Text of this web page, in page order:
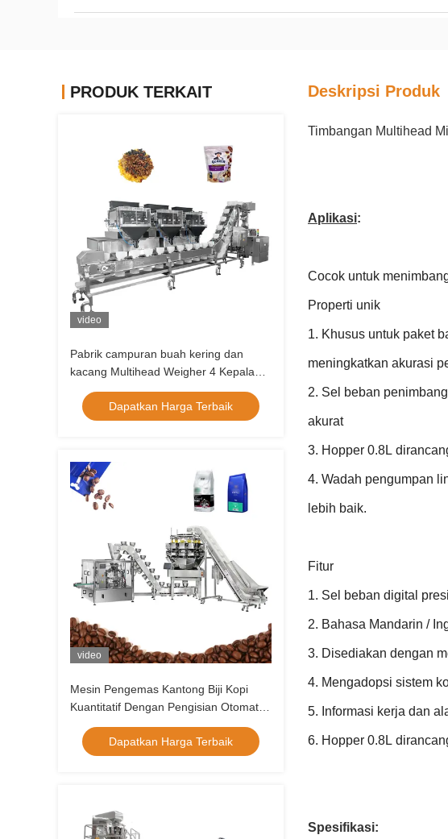
PRODUK TERKAIT
video
Pabrik campuran buah kering dan
kacang Multihead Weigher 4 Kepala
Linear Weigher Vffs Packing Machine
Zip Bag Packing Machine
Dapatkan Harga Terbaik
video
Mesin Pengemas Kantong Biji Kopi
Kuantitatif Dengan Pengisian Otomatis
14 Kepala Multihead Weigher
Dapatkan Harga Terbaik
Deskripsi Produk
Timbangan Multihead
Aplikasi:
Cocok untuk
Properti unik
1. Khusus untuk paket
meningkatkan akurasi
2. Sel beban
akurat
3. Hopper 0.8L
4. Wadah pengumpan
lebih baik.
Fitur
1. Sel beban digital
2. Bahasa Mandarin /
3. Disediakan dengan
4. Mengadopsi sistem
5. Informasi kerja dan
6. Hopper 0.8L
Spesifikasi: